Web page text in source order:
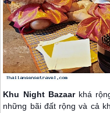
Khu Night Bazaarkhá
những bãi đất rộng và cả